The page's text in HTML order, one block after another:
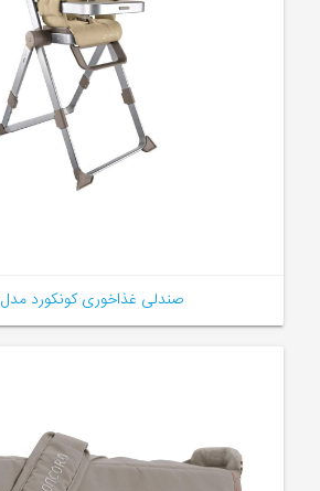
صندلی غذاخوری کونکورد مدل Spin